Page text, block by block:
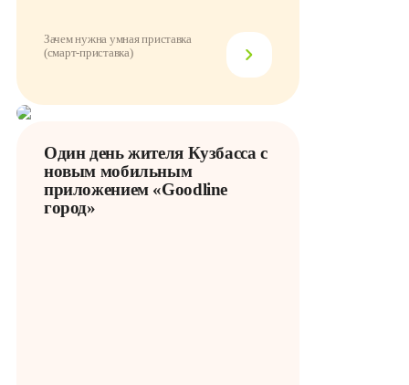
Зачем нужна умная приставка
(смарт-приставка)
Один день жителя Кузбасса с
новым мобильным
приложением «Goodline
город»